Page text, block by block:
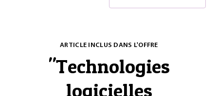
ARTICLE INCLUS DANS L'OFFRE
"Technologies
logicielles